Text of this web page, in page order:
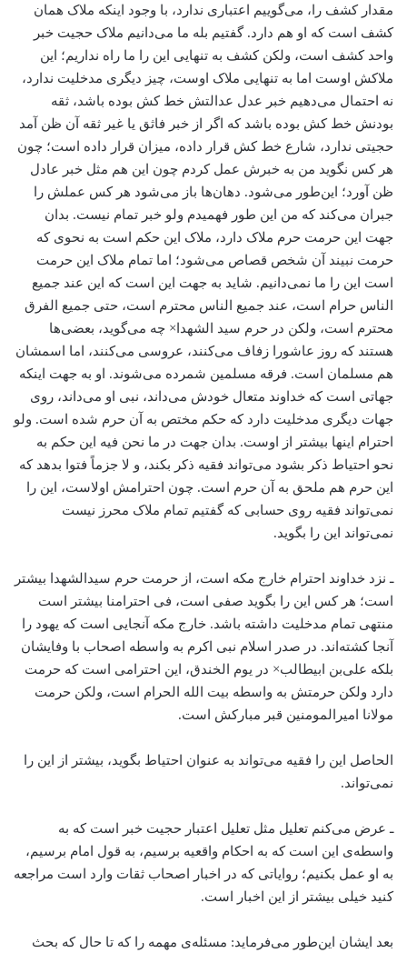
مقدار کشف را، می‌گوییم اعتباری ندارد، با وجود اینکه ملاک همان
کشف است که او هم دارد. گفتیم بله ما می‌دانیم ملاک حجیت خبر
واحد کشف است، ولکن کشف به تنهایی این را ما راه نداریم؛ این
ملاکش اوست اما به تنهایی ملاک اوست، چیز دیگری مدخلیت ندارد،
نه احتمال می‌دهیم خبر عدل عدالتش خط کش بوده باشد، ثقه
بودنش خط کش بوده باشد که اگر از خبر فاثق یا غیر ثقه آن ظن آمد
حجیتی ندارد، شارع خط کش قرار داده، میزان قرار داده است؛ چون
هر کس نگوید من به خبرش عمل کردم چون این هم مثل خبر عادل
ظن آورد؛ این‌طور می‌شود. دهان‌ها باز می‌شود هر کس عملش را
جبران می‌کند که من این طور فهمیدم ولو خبر تمام نیست. بدان
جهت این حرمت حرم ملاک دارد، ملاک این حکم است به نحوی که
حرمت نبیند آن شخص قصاص می‌شود؛ اما تمام ملاک این حرمت
است این را ما نمی‌دانیم. شاید به جهت این است که این عند جمیع
الناس حرام است، عند جمیع الناس محترم است، حتی جمیع الفرق
محترم است، ولکن در حرم سید الشهدا× چه می‌گوید، بعضی‌ها
هستند که روز عاشورا زفاف می‌کنند، عروسی می‌کنند، اما اسمشان
هم مسلمان است. فرقه مسلمین شمرده می‌شوند. او به جهت اینکه
جهاتی است که خداوند متعال خودش می‌داند، نبی او می‌داند، روی
جهات دیگری مدخلیت دارد که حکم مختص به آن حرم شده است. ولو
احترام اینها بیشتر از اوست. بدان جهت در ما نحن فیه این حکم به
نحو احتیاط ذکر بشود می‌تواند فقیه ذکر بکند، و لا جزماً فتوا بدهد که
این حرم هم ملحق به آن حرم است. چون احترامش اولاست، این را
نمی‌تواند فقیه روی حسابی که گفتیم تمام ملاک محرز نیست
نمی‌تواند این را بگوید.
ـ نزد خداوند احترام خارج مکه است، از حرمت حرم سیدالشهدا بیشتر
است؛ هر کس این را بگوید صفی است، فی احترامنا بیشتر است
منتهی تمام مدخلیت داشته باشد. خارج مکه آنجایی است که یهود را
آنجا کشته‌اند. در صدر اسلام نبی اکرم به واسطه اصحاب با وفایشان
بلکه علی‌بن ابیطالب× در یوم الخندق، این احترامی است که حرمت
دارد ولکن حرمتش به واسطه بیت الله الحرام است، ولکن حرمت
مولانا امیرالمومنین قبر مبارکش است.
الحاصل این را فقیه می‌تواند به عنوان احتیاط بگوید، بیشتر از این را
نمی‌تواند.
ـ عرض می‌کنم تعلیل مثل تعلیل اعتبار حجیت خبر است که به
واسطه‌ی این است که به احکام واقعیه برسیم، به قول امام برسیم،
به او عمل بکنیم؛ روایاتی که در اخبار اصحاب ثقات وارد است مراجعه
کنید خیلی بیشتر از این اخبار است.
بعد ایشان این‌طور می‌فرماید: مسئله‌ی مهمه را که تا حال که بحث